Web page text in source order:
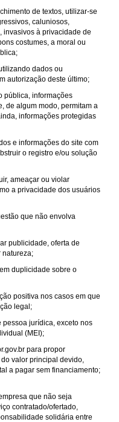
de textos, utilizar-se
caluniosos,
invasivos à privacidade de
costumes, a moral ou
dados ou
autorização deste último;
pública, informações
de algum modo, permitam a
informações protegidas
e informações do site com
o registro e/ou solução
ameaçar ou violar
a privacidade dos usuários
que não envolva
publicidade, oferta de
natureza;
duplicidade sobre o
positiva nos casos em que
legal;
jurídica, exceto nos
(MEI);
para propor
valor principal devido,
a pagar sem financiamento;
que não seja
contratado/ofertado,
solidária entre